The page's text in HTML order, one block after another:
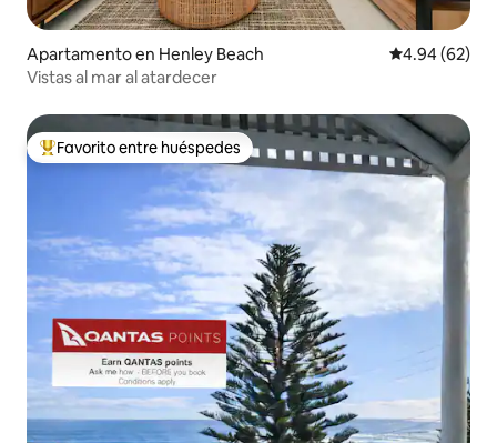
Apartamento en Henley Beach Calificación
4.94 (62)
Vistas al mar al atardecer
Favorito entre huéspedes preferido
Favorito entre huéspedes